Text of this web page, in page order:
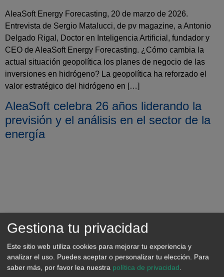
AleaSoft Energy Forecasting, 20 de marzo de 2026.
Entrevista de Sergio Matalucci, de pv magazine, a Antonio
Delgado Rigal, Doctor en Inteligencia Artificial, fundador y
CEO de AleaSoft Energy Forecasting. ¿Cómo cambia la
actual situación geopolítica los planes de negocio de las
inversiones en hidrógeno? La geopolítica ha reforzado el
valor estratégico del hidrógeno en […]
AleaSoft celebra 26 años liderando la
previsión y el análisis en el sector de la
energía
Gestiona tu privacidad
Este sitio web utiliza cookies para mejorar tu experiencia y
analizar el uso. Puedes aceptar o personalizar tu elección. Para
saber más, por favor lea nuestra política de privacidad.